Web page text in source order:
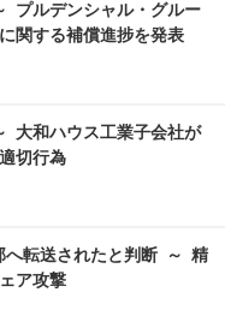
プルデンシャル・グルー
関する補償進捗を発表
大和ハウス工業子会社が
切行為
へ転送されたと判断 ～ 精
ア攻撃